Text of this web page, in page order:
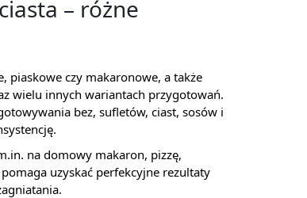
– różne
piaskowe czy makaronowe, a także
wielu innych wariantach przygotowań.
bez, sufletów, ciast, sosów i
na domowy makaron, pizzę,
uzyskać perfekcyjne rezultaty